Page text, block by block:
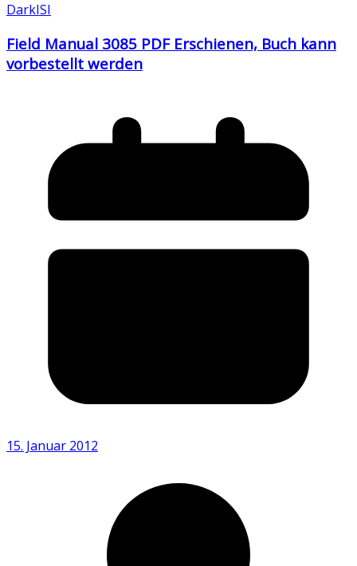
DarkISI
Field Manual 3085 PDF Erschienen, Buch kann
vorbestellt werden
15. Januar 2012